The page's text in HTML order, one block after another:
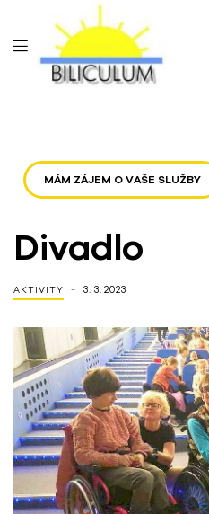
MÁM ZÁJEM O VAŠE SLUŽBY
Divadlo
AKTIVITY 3. 3. 2023